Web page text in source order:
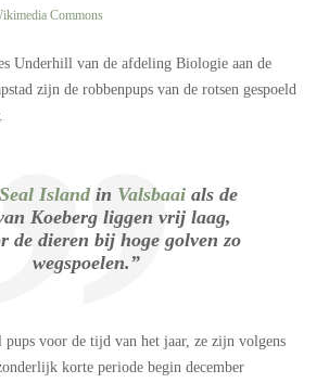
Commons
Underhill van de afdeling Biologie aan de
zijn de robbenpups van de rotsen gespoeld
Seal Islandin Valsbaaials de
Koeberg liggen vrij laag,
de dieren bij hoge golven zo
wegspoelen.”
voor de tijd van het jaar, ze zijn volgens
korte periode begin december